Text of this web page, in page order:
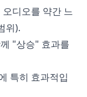
디오를 약간 느
위).
"상승" 효과를
특히 효과적입